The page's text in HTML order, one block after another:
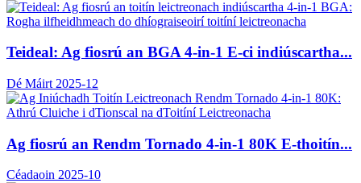
Teideal: Ag fiosrú an BGA 4-in-1 E-ci indiúscartha...
Dé Máirt 2025-12
Ag fiosrú an Rendm Tornado 4-in-1 80K E-thoitín...
Céadaoin 2025-10